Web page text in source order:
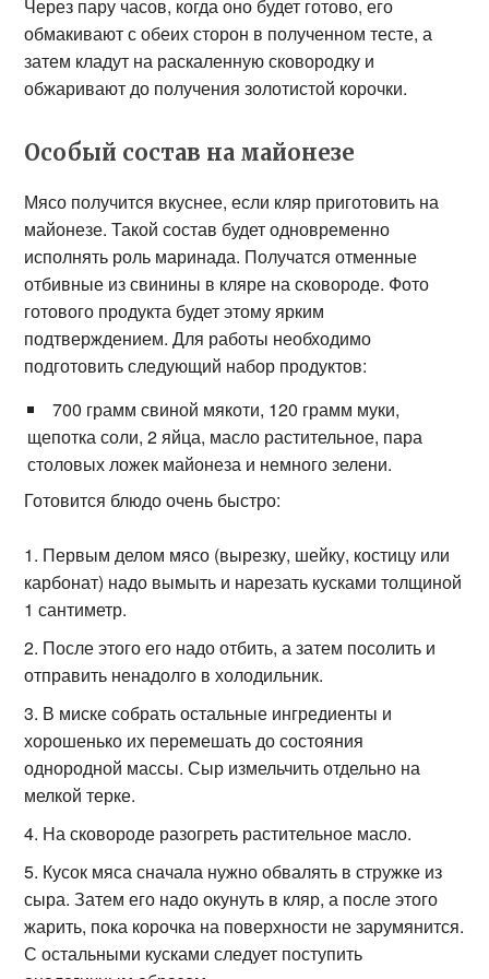
Через пару часов, когда оно будет готово, его
обмакивают с обеих сторон в полученном тесте, а
затем кладут на раскаленную сковородку и
обжаривают до получения золотистой корочки.
Особый состав на майонезе
Мясо получится вкуснее, если кляр приготовить на
майонезе. Такой состав будет одновременно
исполнять роль маринада. Получатся отменные
отбивные из свинины в кляре на сковороде. Фото
готового продукта будет этому ярким
подтверждением. Для работы необходимо
подготовить следующий набор продуктов:
700 грамм свиной мякоти, 120 грамм муки,
щепотка соли, 2 яйца, масло растительное, пара
столовых ложек майонеза и немного зелени.
Готовится блюдо очень быстро:
Первым делом мясо (вырезку, шейку, костицу или
карбонат) надо вымыть и нарезать кусками толщиной
1 сантиметр.
После этого его надо отбить, а затем посолить и
отправить ненадолго в холодильник.
В миске собрать остальные ингредиенты и
хорошенько их перемешать до состояния
однородной массы. Сыр измельчить отдельно на
мелкой терке.
На сковороде разогреть растительное масло.
Кусок мяса сначала нужно обвалять в стружке из
сыра. Затем его надо окунуть в кляр, а после этого
жарить, пока корочка на поверхности не зарумянится.
С остальными кусками следует поступить